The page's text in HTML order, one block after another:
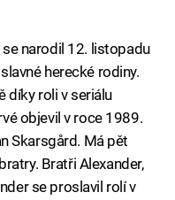
narodil 12. listopadu
herecké rodiny.
díky roli v seriálu
objevil v roce 1989.
Skarsgård. Má pět
Bratři Alexander,
se proslavil rolí v